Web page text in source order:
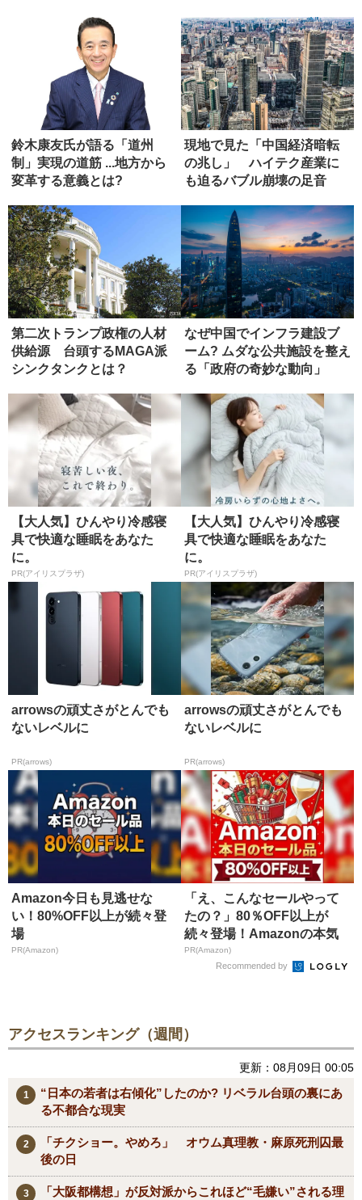
鈴木康友氏が語る「道州
制」実現の道筋 ...地方から
変革する意義とは?
現地で見た「中国経済暗転
の兆し」 ハイテク産業に
も迫るバブル崩壊の足音
第二次トランプ政権の人材
供給源 台頭するMAGA派
シンクタンクとは？
なぜ中国でインフラ建設ブ
ーム? ムダな公共施設を整え
る「政府の奇妙な動向」
【大人気】ひんやり冷感寝
具で快適な睡眠をあなた
に。
PR(アイリスプラザ)
【大人気】ひんやり冷感寝
具で快適な睡眠をあなた
に。
PR(アイリスプラザ)
arrowsの頑丈さがとんでも
ないレベルに
PR(arrows)
arrowsの頑丈さがとんでも
ないレベルに
PR(arrows)
Amazon今日も見逃せな
い！80%OFF以上が続々登
場
PR(Amazon)
「え、こんなセールやって
たの？」80％OFF以上が
続々登場！Amazonの本気
が...
PR(Amazon)
Recommended by
アクセスランキング（週間）
更新：08月09日 00:05
“日本の若者は右傾化”したのか? リベラル台頭の裏にあ
る不都合な現実
「チクショー。やめろ」 オウム真理教・麻原死刑囚最
後の日
「大阪都構想」が反対派からこれほど“毛嫌い”される理